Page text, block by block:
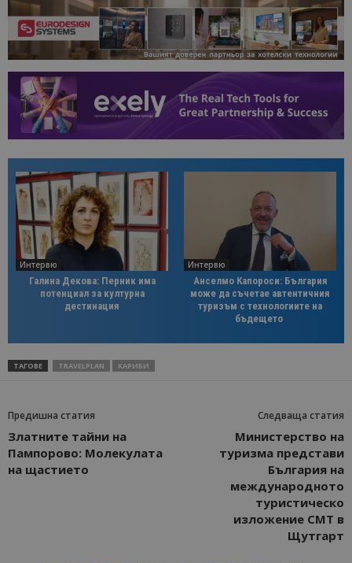
Интервю
Галина Декова: Перник има
потенциал за културна
дестинация
Интервю
Анселмо Капороси: България
може да съчетае автентичния
туризъм с технологиите на
бъдещето
ТАГОВЕ TRAVELPLAN КАРИБИ
Предишна статия
Златните тайни на
Пампорово: Молекулата
на щастието
Следваща статия
Министерство на
туризма представи
България на
международното
туристическо
изложение CMT в
Щутгарт